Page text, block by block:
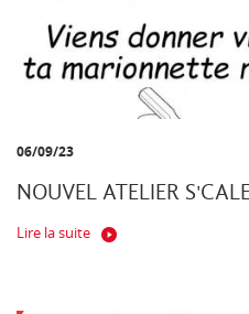
06/09/23
NOUVEL ATELIER
Lire la suite